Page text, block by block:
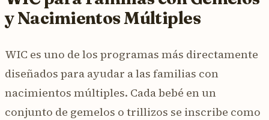
y Nacimientos Múltiples
WIC es uno de los programas más directamente
diseñados para ayudar a las familias con
nacimientos múltiples. Cada bebé en un
conjunto de gemelos o trillizos se inscribe como